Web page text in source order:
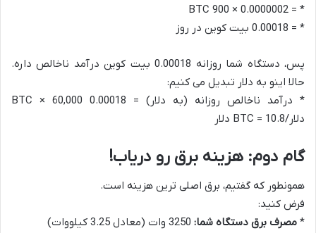
* = 0.0000002 × 900 BTC
* = 0.00018 بیت کوین در روز
پس، دستگاه شما روزانه 0.00018 بیت کوین درآمد ناخالص داره.
حالا اینو به دلار تبدیل می کنیم:
* درآمد ناخالص روزانه (به دلار) = 0.00018 BTC × 60,000
دلار/BTC = 10.8 دلار
گام دوم: هزینه برق رو دریاب!
همونطور که گفتیم، برق اصلی ترین هزینه است.
فرض کنید:
* مصرف برق دستگاه شما: